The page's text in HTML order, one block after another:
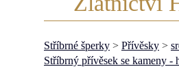
Stříbrné šperky > Přívěsky >
Stříbrný přívěsek se kameny -